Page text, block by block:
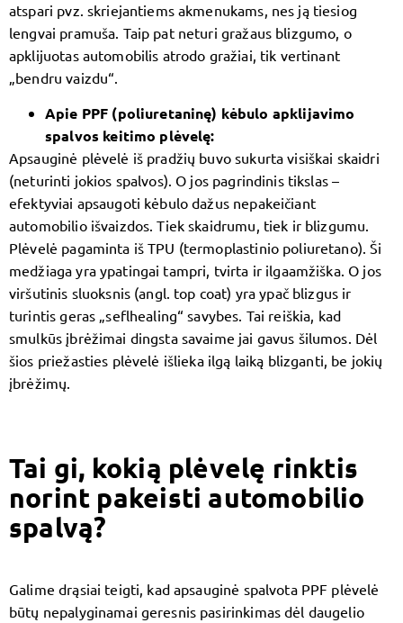
atspari pvz. skriejantiems akmenukams, nes ją tiesiog
lengvai pramuša. Taip pat neturi gražaus blizgumo, o
apklijuotas automobilis atrodo gražiai, tik vertinant
„bendru vaizdu“.
Apie PPF (poliuretaninę) kėbulo apklijavimo
spalvos keitimo plėvelę:
Apsauginė plėvelė iš pradžių buvo sukurta visiškai skaidri
(neturinti jokios spalvos). O jos pagrindinis tikslas –
efektyviai apsaugoti kėbulo dažus nepakeičiant
automobilio išvaizdos. Tiek skaidrumu, tiek ir blizgumu.
Plėvelė pagaminta iš TPU (termoplastinio poliuretano). Ši
medžiaga yra ypatingai tampri, tvirta ir ilgaamžiška. O jos
viršutinis sluoksnis (angl. top coat) yra ypač blizgus ir
turintis geras „seflhealing“ savybes. Tai reiškia, kad
smulkūs įbrėžimai dingsta savaime jai gavus šilumos. Dėl
šios priežasties plėvelė išlieka ilgą laiką blizganti, be jokių
įbrėžimų.
Tai gi, kokią plėvelę rinktis
norint pakeisti automobilio
spalvą?
Galime drąsiai teigti, kad apsauginė spalvota PPF plėvelė
būtų nepalyginamai geresnis pasirinkimas dėl daugelio